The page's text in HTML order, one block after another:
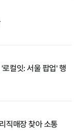
컬잇: 서울 팝업' 행
직매장 찾아 소통